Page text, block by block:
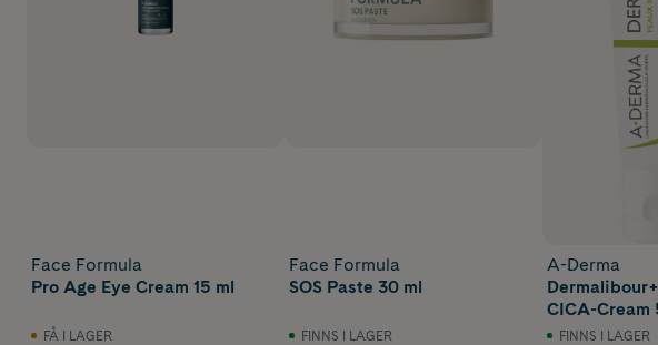
Face Formula
Pro Age Eye Cream 15 ml
FÅ I LAGER
Face Formula
SOS Paste 30 ml
FINNS I LAGER
A-Derma
CICA-Cream
FINNS I LAGER